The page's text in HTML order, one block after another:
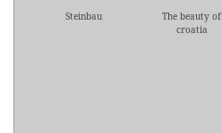
Steinbau
The beauty of
croatia